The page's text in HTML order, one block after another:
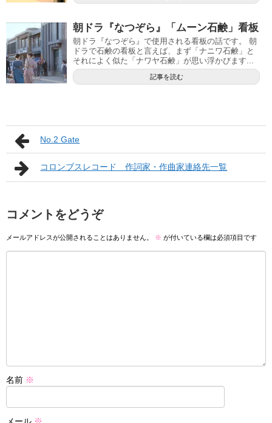
朝ドラ『なつぞら』「ムーン石鹸」看板
朝ドラ『なつぞら』で使用される看板の話です。 朝
ドラで石鹸の看板と言えば、まず「ナニワ石鹸」と
それによく似た「ナワヤ石鹸」が思い浮かびます...
記事を読む
No.2 Gate
コロンブスレコード 作詞家・作曲家連絡先一覧
コメントをどうぞ
メールアドレスが公開されることはありません。 ※ が付いている欄は必須項目です
名前 ※